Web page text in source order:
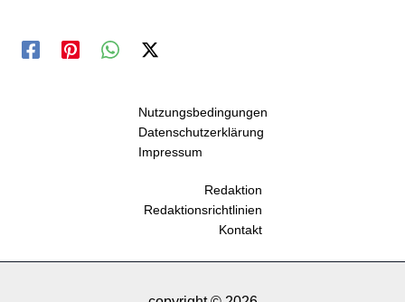
Nutzungsbedingungen
Datenschutzerklärung
Impressum
Redaktion
Redaktionsrichtlinien
Kontakt